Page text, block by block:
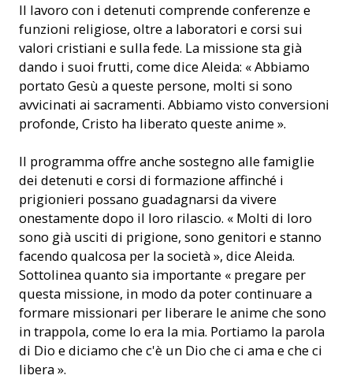
Il lavoro con i detenuti comprende conferenze e
funzioni religiose, oltre a laboratori e corsi sui
valori cristiani e sulla fede. La missione sta già
dando i suoi frutti, come dice Aleida: « Abbiamo
portato Gesù a queste persone, molti si sono
avvicinati ai sacramenti. Abbiamo visto conversioni
profonde, Cristo ha liberato queste anime ».
Il programma offre anche sostegno alle famiglie
dei detenuti e corsi di formazione affinché i
prigionieri possano guadagnarsi da vivere
onestamente dopo il loro rilascio. « Molti di loro
sono già usciti di prigione, sono genitori e stanno
facendo qualcosa per la società », dice Aleida.
Sottolinea quanto sia importante « pregare per
questa missione, in modo da poter continuare a
formare missionari per liberare le anime che sono
in trappola, come lo era la mia. Portiamo la parola
di Dio e diciamo che c'è un Dio che ci ama e che ci
libera ».